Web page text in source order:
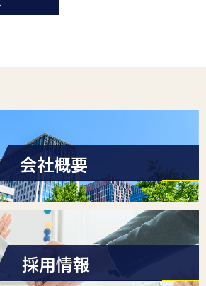
会社概要
採用情報